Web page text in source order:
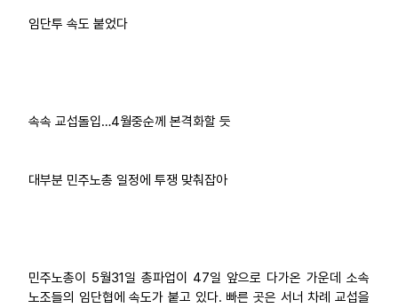
임단투 속도 붙었다
속속 교섭돌입…4월중순께 본격화할 듯
대부분 민주노총 일정에 투쟁 맞춰잡아
민주노총이 5월31일 총파업이 47일 앞으로 다가온 가운데 소속
노조들의 임단협에 속도가 붙고 있다. 빠른 곳은 서너 차례 교섭을